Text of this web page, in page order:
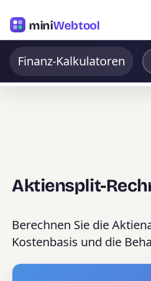
miniWebtool
Finanz-Kalkulatoren
Aktiensplit-
Berechnen Sie die
Kostenbasis und die